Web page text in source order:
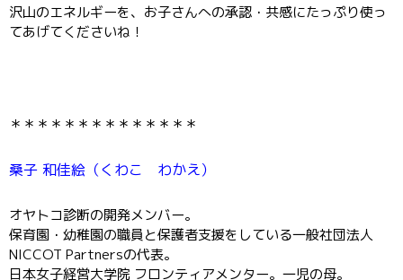
沢山のエネルギーを、お子さんへの承認・共感にたっぷり使っ
てあげてくださいね！
＊＊＊＊＊＊＊＊＊＊＊＊＊＊
桑子 和佳絵（くわこ わかえ）
オヤトコ診断の開発メンバー。
保育園・幼稚園の職員と保護者支援をしている一般社団法人
NICCOT Partnersの代表。
日本女子経営大学院 フロンティアメンター。一児の母。